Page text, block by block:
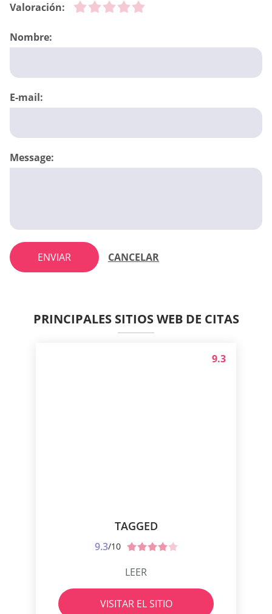
Valoración:
Nombre:
E-mail:
Message:
ENVIAR CANCELAR
PRINCIPALES SITIOS WEB DE CITAS
TAGGED
9.3/10
9.3
LEER
VISITAR EL SITIO